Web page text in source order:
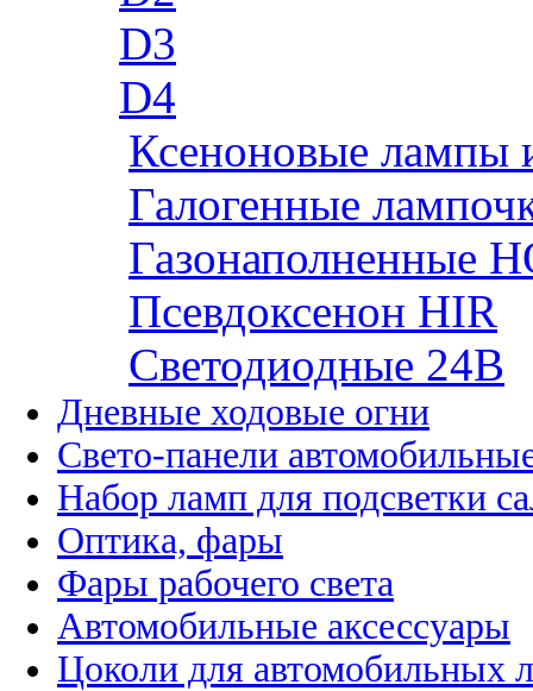
D3
D4
Ксеноновые лампы
Галогенные
Газонаполненные
Псевдоксенон HIR
Cветодиодные 24B
Дневные ходовые огни
Свето-панели
Набор ламп для подсветки
Оптика, фары
Фары рабочего света
Автомобильные аксессуары
Цоколи для автомобильных